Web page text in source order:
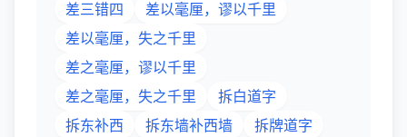
差三错四
差以毫厘，谬以千里
差以毫厘，失之千里
差之毫厘，谬以千里
差之毫厘，失之千里
拆白道字
拆东补西
拆东墙补西墙
拆牌道字